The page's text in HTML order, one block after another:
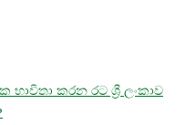
කරන රට ශ්‍රී ලංකාව